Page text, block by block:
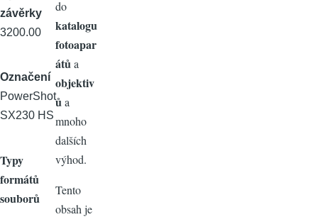
závěrky
3200.00
Označení
PowerShot
SX230 HS
Typy
formátů
souborů
do
katalogu
fotoapar
átů a
objektiv
ů a
mnoho
dalších
výhod.
Tento
obsah je